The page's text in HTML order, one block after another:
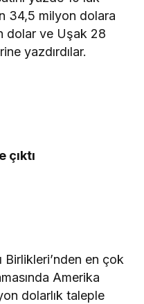
34,5 milyon dolara
dolar ve Uşak 28
yazdırdılar.
çıktı
Birlikleri’nden en çok
Amerika
dolarlık taleple